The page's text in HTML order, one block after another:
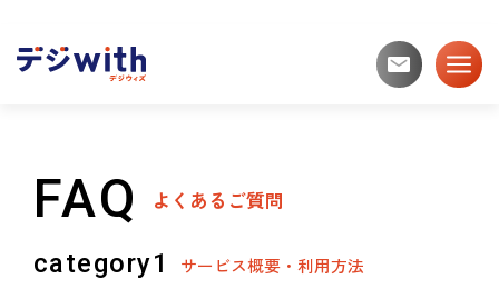
便利なツールを探す
FAQ よくあるご質問
category1 サービス概要・利用方法